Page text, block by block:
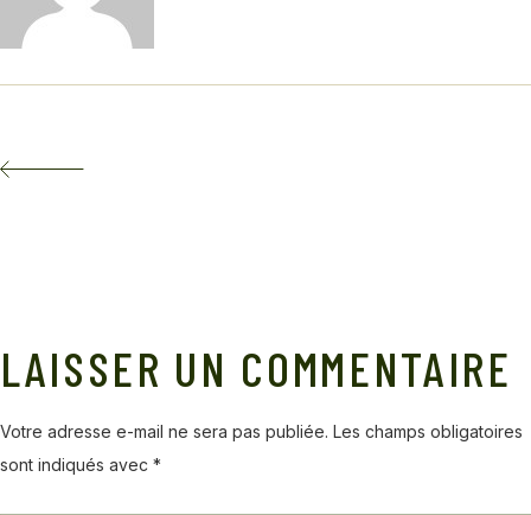
LAISSER UN COMMENTAIRE
Votre adresse e-mail ne sera pas publiée. Les champs obligatoires
sont indiqués avec *